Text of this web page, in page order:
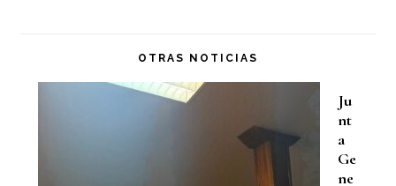
OTRAS NOTICIAS
Ju
nt
a
Ge
ne